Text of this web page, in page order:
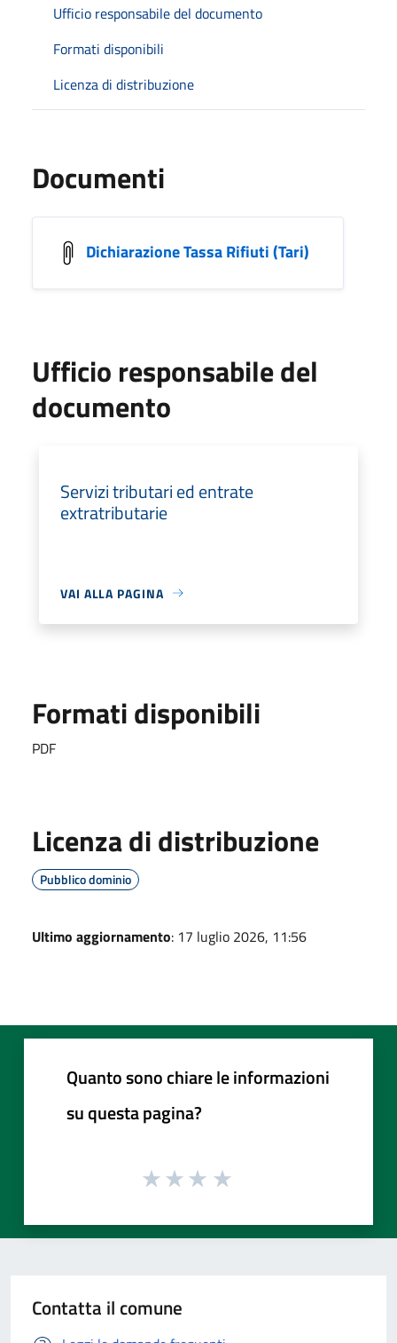
Ufficio responsabile del documento
Formati disponibili
Licenza di distribuzione
Documenti
Dichiarazione Tassa Rifiuti (Tari)
Ufficio responsabile del
documento
Servizi tributari ed entrate
extratributarie
VAI ALLA PAGINA
Formati disponibili
PDF
Licenza di distribuzione
Pubblico dominio
Ultimo aggiornamento: 17 luglio 2026, 11:56
Quanto sono chiare le informazioni
su questa pagina?
Contatta il comune